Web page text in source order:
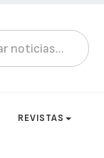
REVISTAS